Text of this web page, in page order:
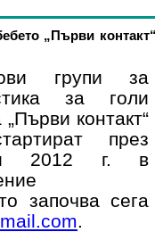
„Първи
групи за
за голи
„Първи контакт“
през
2012 г. в
започва сега
.com.